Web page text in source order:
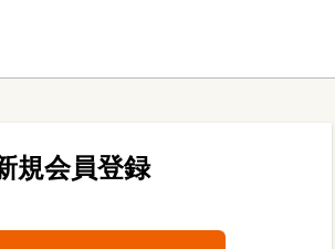
規会員登録